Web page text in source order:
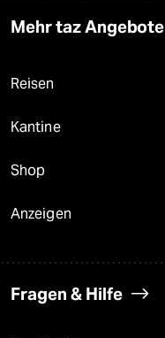
Mehr taz Angebote
Reisen
Kantine
Shop
Anzeigen
Fragen & Hilfe